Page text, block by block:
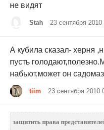
не видят
Stah 23 сентября 2010
А кубила сказал- херня
пусть
набьют,может он
tiim 23 сентября 2010
защитить права